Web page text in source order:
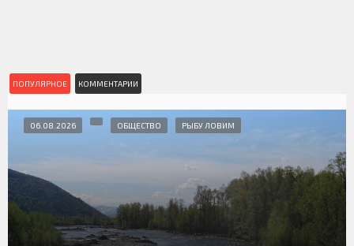
ПОПУЛЯРНОЕ КОММЕНТАРИИ
06.08.2026 ОБЩЕСТВО РЫБУ ЛОВИМ